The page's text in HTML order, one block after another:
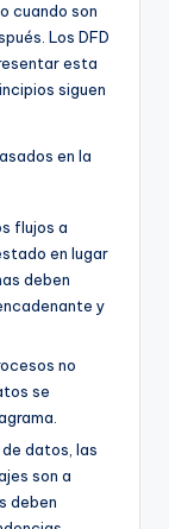
cuando son
Los DFD
esta
siguen
en la
flujos a
en lugar
deben
y
no
se
datos, las
son a
deben